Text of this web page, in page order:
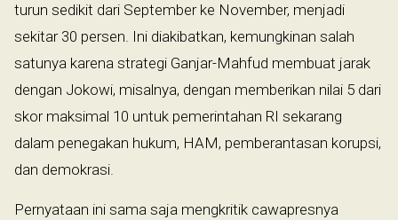
turun sedikit dari September ke November, menjadi
sekitar 30 persen. Ini diakibatkan, kemungkinan salah
satunya karena strategi Ganjar-Mahfud membuat jarak
dengan Jokowi, misalnya, dengan memberikan nilai 5 dari
skor maksimal 10 untuk pemerintahan RI sekarang
dalam penegakan hukum, HAM, pemberantasan korupsi,
dan demokrasi.
Pernyataan ini sama saja mengkritik cawapresnya